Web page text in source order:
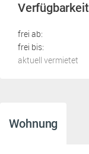
Verfügbarkeit
frei ab:
frei bis:
aktuell vermietet
Wohnung